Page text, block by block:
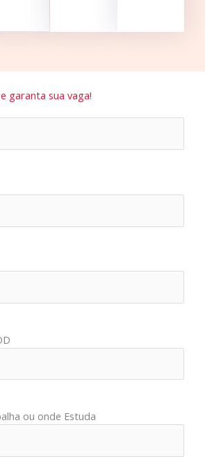
garanta sua vaga!
ou onde Estuda